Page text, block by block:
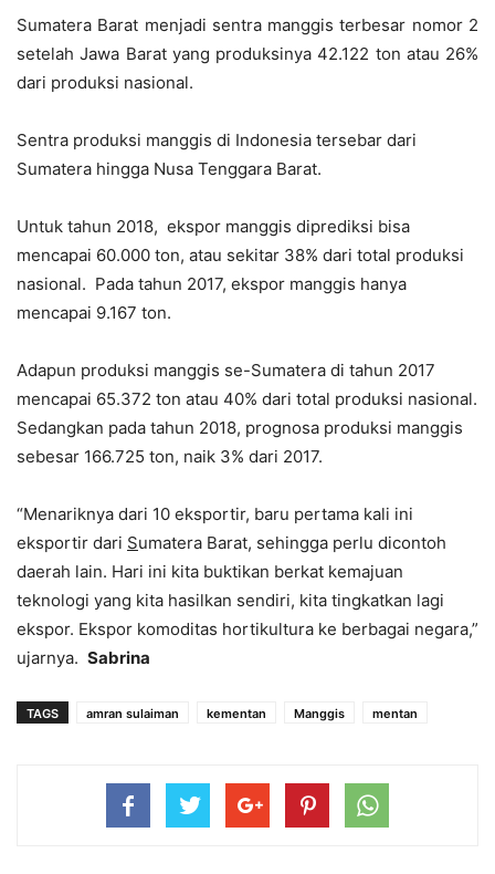
Sumatera Barat menjadi sentra manggis terbesar nomor 2
setelah Jawa Barat yang produksinya 42.122 ton atau 26%
dari produksi nasional.
Sentra produksi manggis di Indonesia tersebar dari
Sumatera hingga Nusa Tenggara Barat.
Untuk tahun 2018, ekspor manggis diprediksi bisa
mencapai 60.000 ton, atau sekitar 38% dari total produksi
nasional. Pada tahun 2017, ekspor manggis hanya
mencapai 9.167 ton.
Adapun produksi manggis se-Sumatera di tahun 2017
mencapai 65.372 ton atau 40% dari total produksi nasional.
Sedangkan pada tahun 2018, prognosa produksi manggis
sebesar 166.725 ton, naik 3% dari 2017.
“Menariknya dari 10 eksportir, baru pertama kali ini
eksportir dari Sumatera Barat, sehingga perlu dicontoh
daerah lain. Hari ini kita buktikan berkat kemajuan
teknologi yang kita hasilkan sendiri, kita tingkatkan lagi
ekspor. Ekspor komoditas hortikultura ke berbagai negara,”
ujarnya. Sabrina
TAGS amran sulaiman kementan Manggis mentan